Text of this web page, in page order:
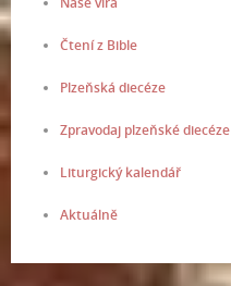
Čtení z Bible
Plzeňská diecéze
Zpravodaj plzeňské diecéze
Liturgický kalendář
Aktuálně